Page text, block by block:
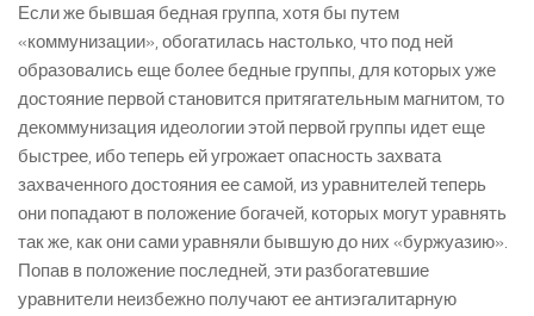
Если же бывшая бедная группа, хотя бы путем
«коммунизации», обогатилась настолько, что под ней
образовались еще более бедные группы, для которых уже
достояние первой становится притягательным магнитом, то
декоммунизация идеологии этой первой группы идет еще
быстрее, ибо теперь ей угрожает опасность захвата
захваченного достояния ее самой, из уравнителей теперь
они попадают в положение богачей, которых могут уравнять
так же, как они сами уравняли бывшую до них «буржуазию».
Попав в положение последней, эти разбогатевшие
уравнители неизбежно получают ее антиэгалитарную